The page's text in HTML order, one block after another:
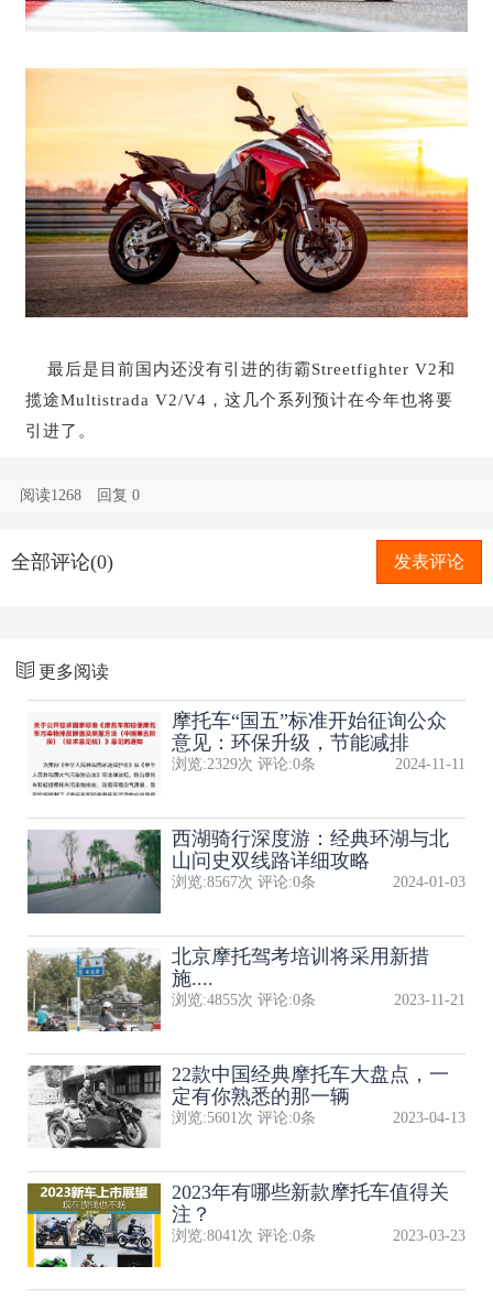
最后是目前国内还没有引进的街霸Streetfighter V2和
揽途Multistrada V2/V4，这几个系列预计在今年也将要
引进了。
阅读1268 回复0
全部评论(0) 发表评论
更多阅读
摩托车“国五”标准开始征询公众
意见：环保升级，节能减排
浏览:2329次 评论:0条 2024-11-11
西湖骑行深度游：经典环湖与北
山问史双线路详细攻略
浏览:8567次 评论:0条 2024-01-03
北京摩托驾考培训将采用新措
施....
浏览:4855次 评论:0条 2023-11-21
22款中国经典摩托车大盘点，一
定有你熟悉的那一辆
浏览:5601次 评论:0条 2023-04-13
2023年有哪些新款摩托车值得关
注？
浏览:8041次 评论:0条 2023-03-23